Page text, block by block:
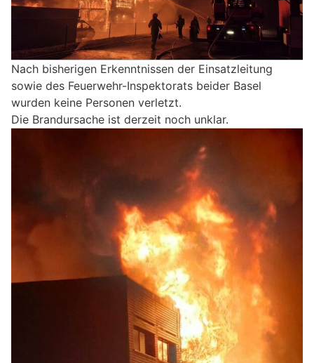
Nach bisherigen Erkenntnissen der Einsatzleitung
sowie des Feuerwehr-Inspektorats beider Basel
wurden keine Personen verletzt.
Die Brandursache ist derzeit noch unklar.